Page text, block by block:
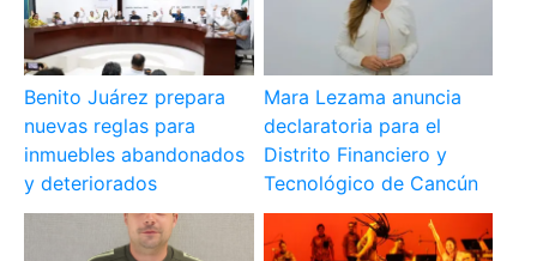
Benito Juárez prepara
nuevas reglas para
inmuebles abandonados
y deteriorados
Mara Lezama anuncia
declaratoria para el
Distrito Financiero y
Tecnológico de Cancún